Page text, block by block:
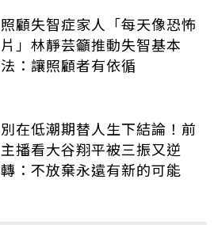
照顧失智症家人「每天像恐怖
片」林靜芸籲推動失智基本
法：讓照顧者有依循
別在低潮期替人生下結論！前
主播看大谷翔平被三振又逆
轉：不放棄永遠有新的可能